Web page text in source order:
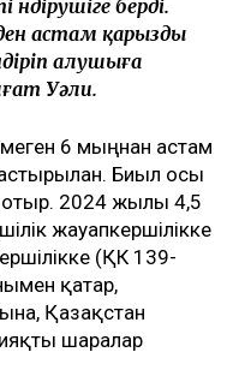
берді.
астам қарызды
алушыға
Уәли.
6 мыңнан астам
Биыл осы
отыр. 2024 жылы 4,5
жауапкершілікке
(ҚК 139-
қатар,
Қазақстан
шаралар